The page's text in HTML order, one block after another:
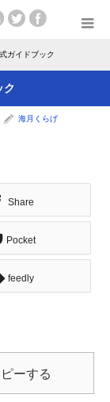
ガイドブック
ク
海月くらげ
Share
Pocket
feedly
ーする